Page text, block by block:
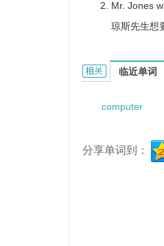
Mr. Jones
琼斯先生想
computer临近单词
computer
分享单词到：